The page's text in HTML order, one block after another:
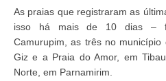
As praias que registraram as
isso há mais de 10 dias –
Camurupim, as três no
Giz e a Praia do Amor, em
Norte, em Parnamirim.